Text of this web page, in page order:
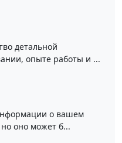
детальной
опыте работы и ...
о вашем
оно может б...